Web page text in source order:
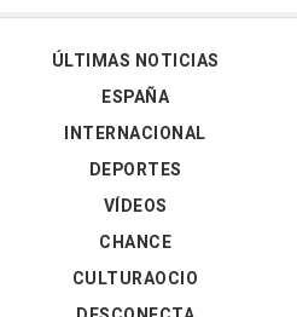
ÚLTIMAS NOTICIAS
ESPAÑA
INTERNACIONAL
DEPORTES
VÍDEOS
CHANCE
CULTURAOCIO